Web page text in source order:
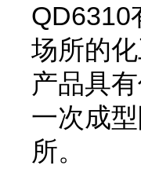
QD6310
场所的
产品具
一次成
所。